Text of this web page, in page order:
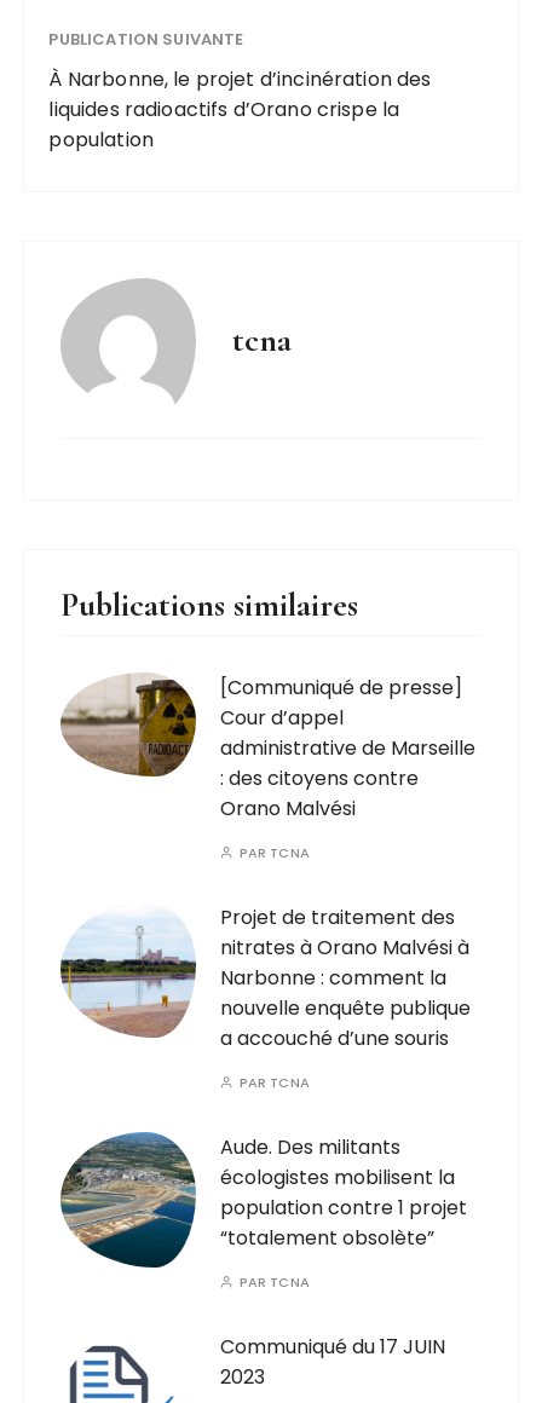
PUBLICATION SUIVANTE
À Narbonne, le projet d’incinération des
liquides radioactifs d’Orano crispe la
population
tcna
Publications similaires
[Communiqué de presse]
Cour d’appel
administrative de Marseille
: des citoyens contre
Orano Malvési
PAR TCNA
Projet de traitement des
nitrates à Orano Malvési à
Narbonne : comment la
nouvelle enquête publique
a accouché d’une souris
PAR TCNA
Aude. Des militants
écologistes mobilisent la
population contre 1 projet
“totalement obsolète”
PAR TCNA
Communiqué du 17 JUIN
2023